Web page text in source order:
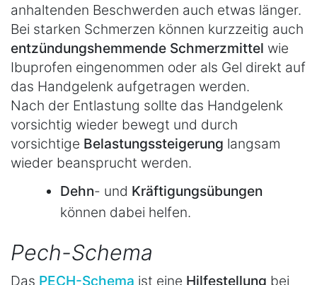
anhaltenden Beschwerden auch etwas länger.
Bei starken Schmerzen können kurzzeitig auch
entzündungshemmende Schmerzmittel wie
Ibuprofen eingenommen oder als Gel direkt auf
das Handgelenk aufgetragen werden.
Nach der Entlastung sollte das Handgelenk
vorsichtig wieder bewegt und durch
vorsichtige Belastungssteigerung langsam
wieder beansprucht werden.
Dehn- und Kräftigungsübungen
können dabei helfen.
Pech-Schema
Das PECH-Schema ist eine Hilfestellung bei